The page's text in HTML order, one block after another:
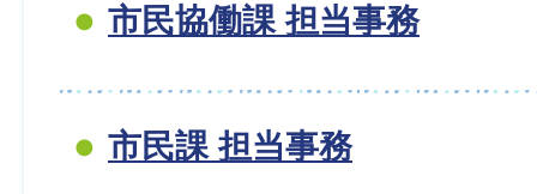
市民協働課 担当事務
市民課 担当事務